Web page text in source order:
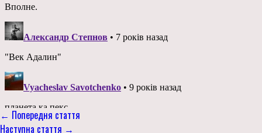
← Попередня стаття
Наступна стаття →